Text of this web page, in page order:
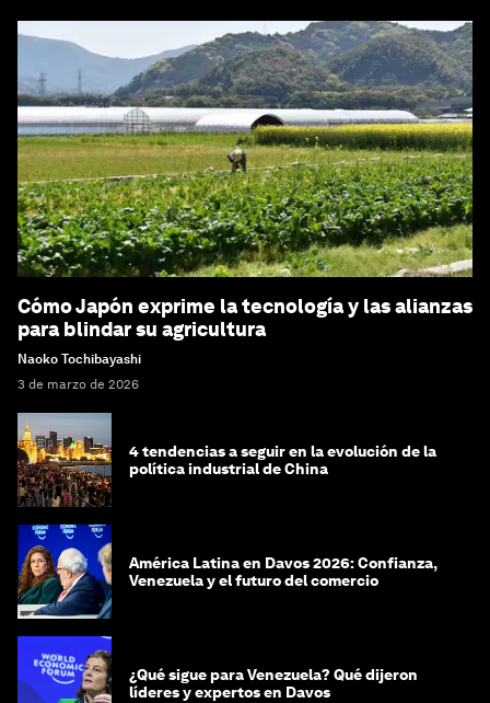
Cómo Japón exprime la tecnología y las alianzas
para blindar su agricultura
Naoko Tochibayashi
3 de marzo de 2026
4 tendencias a seguir en la evolución de la
política industrial de China
América Latina en Davos 2026: Confianza,
Venezuela y el futuro del comercio
¿Qué sigue para Venezuela? Qué dijeron
líderes y expertos en Davos